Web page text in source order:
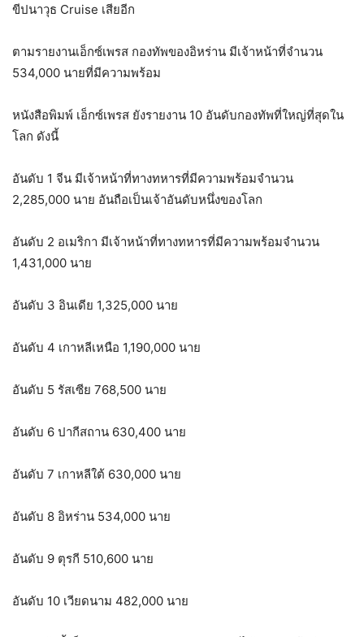
ขีปนาวุธ Cruise เสียอีก
ตามรายงานเอ็กซ์เพรส กองทัพของอิหร่าน มีเจ้าหน้าที่จำนวน
534,000 นายที่มีความพร้อม
หนังสือพิมพ์ เอ็กซ์เพรส ยังรายงาน 10 อันดับกองทัพที่ใหญ่ที่สุดใน
โลก ดังนี้
อันดับ 1 จีน มีเจ้าหน้าที่ทางทหารที่มีความพร้อมจำนวน
2,285,000 นาย อันถือเป็นเจ้าอันดับหนึ่งของโลก
อันดับ 2 อเมริกา มีเจ้าหน้าที่ทางทหารที่มีความพร้อมจำนวน
1,431,000 นาย
อันดับ 3 อินเดีย 1,325,000 นาย
อันดับ 4 เกาหลีเหนือ 1,190,000 นาย
อันดับ 5 รัสเซีย 768,500 นาย
อันดับ 6 ปากีสถาน 630,400 นาย
อันดับ 7 เกาหลีใต้ 630,000 นาย
อันดับ 8 อิหร่าน 534,000 นาย
อันดับ 9 ตุรกี 510,600 นาย
อันดับ 10 เวียดนาม 482,000 นาย